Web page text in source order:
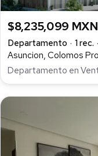
$8,235,099 MXN
Departamento
1 rec.
Asuncion, Colomos
Departamento en